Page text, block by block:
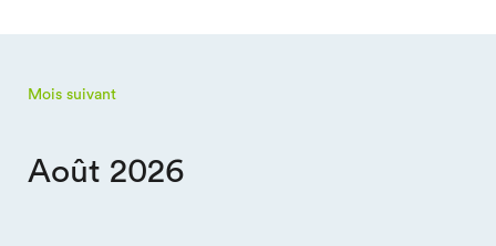
Mois suivant
Août 2026